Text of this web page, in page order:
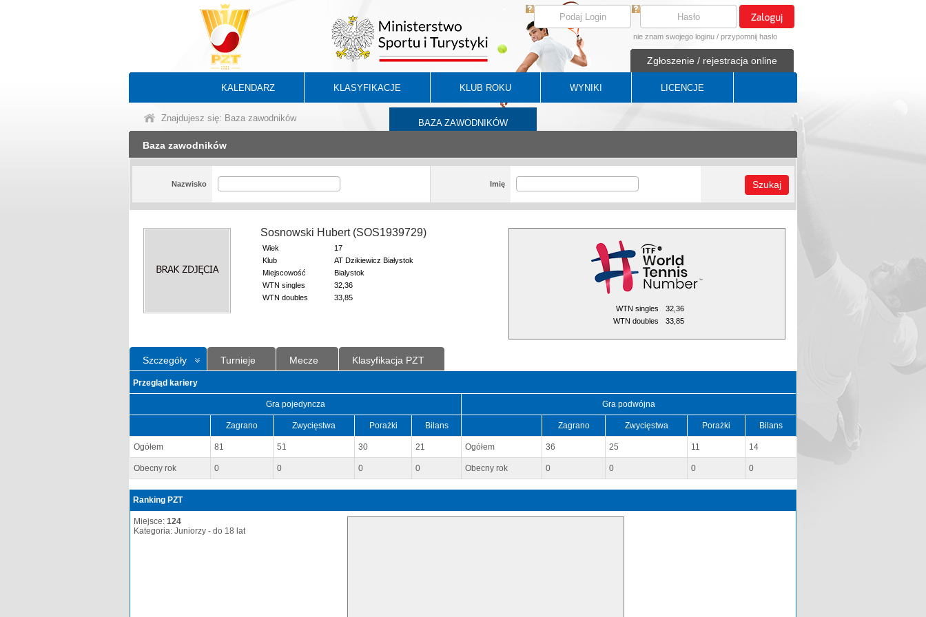
nie znam swojego loginu / przypomnij hasło
Zgłoszenie / rejestracja online
KALENDARZ KLASYFIKACJE KLUB ROKU WYNIKI LICENCJE
BAZA ZAWODNIKÓW
Znajdujesz się: Baza zawodników
Baza zawodników
Nazwisko Imię Szukaj
Sosnowski Hubert (SOS1939729)
Wiek
17
Klub
AT Dzikiewicz Białystok
Miejscowość
Bialystok
WTN singles
32,36
WTN doubles
33,85
WTN singles
32,36
WTN doubles
33,85
Szczegóły Turnieje Mecze Klasyfikacja PZT
Przegląd kariery
Gra pojedyncza Gra podwójna
Zagrano Zwycięstwa Porażki Bilans Zagrano Zwycięstwa Porażki Bilans
Ogółem 81 51 30 21 Ogółem 36 25 11 14
Obecny rok 0 0 0 0 Obecny rok 0 0 0 0
Ranking PZT
Miejsce: 124
Kategoria: Juniorzy - do 18 lat